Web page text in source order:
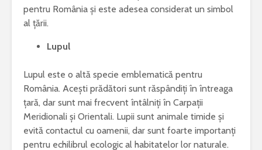
pentru România și este adesea considerat un simbol
al țării.
Lupul
Lupul este o altă specie emblematică pentru
România. Acești prădători sunt răspândiți în întreaga
țară, dar sunt mai frecvent întâlniți în Carpații
Meridionali și Orientali. Lupii sunt animale timide și
evită contactul cu oamenii, dar sunt foarte importanți
pentru echilibrul ecologic al habitatelor lor naturale.